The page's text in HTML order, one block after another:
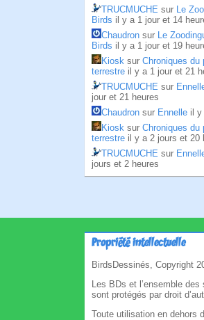
TRUCMUCHE sur Le
Birds il y a 1 jour et 14
Chaudron sur Le
Birds il y a 1 jour et 19
Kiosk sur Chroniques du
terrestre il y a 1 jour et 21
TRUCMUCHE sur
jour et 21 heures
Chaudron sur Ennelle il y
Kiosk sur Chroniques du
terrestre il y a 2 jours et 20
TRUCMUCHE sur
jours et 2 heures
Propriété intellectuelle
BirdsDessinés, Copyright
Les BDs et l’ensemble
sont protégés par droit
Toute utilisation en dehors